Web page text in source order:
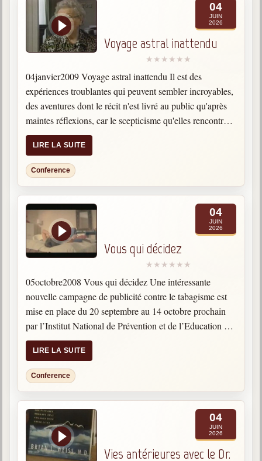
04
JUIN
2026
Voyage astral inattendu
04janvier2009 Voyage astral inattendu Il est des
expériences troublantes qui peuvent sembler incroyables,
des aventures dont le récit n'est livré au public qu'après
maintes réflexions, car le scepticisme qu'elles rencontrent
est à la mesure de leur caractère insolite. Dans sa
jeunesse, Jeanne…
LIRE LA SUITE
Conference
04
JUIN
2026
Vous qui décidez
05octobre2008 Vous qui décidez Une intéressante
nouvelle campagne de publicité contre le tabagisme est
mise en place du 20 septembre au 14 octobre prochain
par l’Institut National de Prévention et de l’Education de
la Santé. La cigarette est une source de nombreux…
LIRE LA SUITE
Conference
04
JUIN
2026
Vies antérieures avec le Dr.